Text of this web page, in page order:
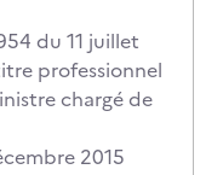
du 11 juillet
professionnel
chargé de
2015